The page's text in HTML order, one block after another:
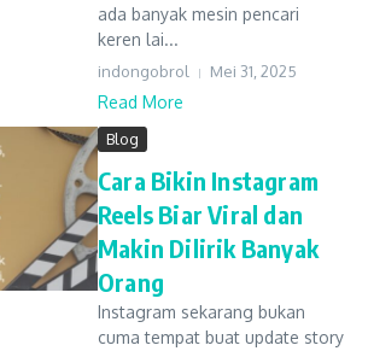
ada banyak mesin pencari
keren lai...
indongobrol Mei 31, 2025
Read More
Blog
Cara Bikin Instagram
Reels Biar Viral dan
Makin Dilirik Banyak
Orang
Instagram sekarang bukan
cuma tempat buat update story